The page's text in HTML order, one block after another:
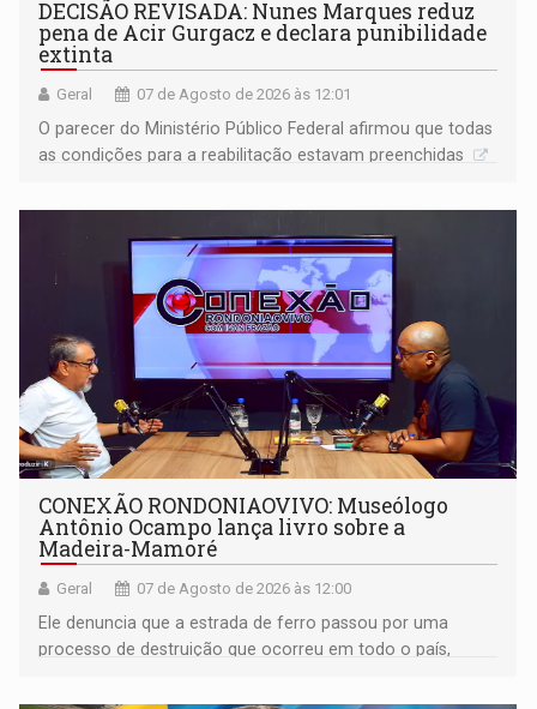
DECISÃO REVISADA: Nunes Marques reduz
pena de Acir Gurgacz e declara punibilidade
extinta
Geral 07 de Agosto de 2026 às 12:01
O parecer do Ministério Público Federal afirmou que todas
as condições para a reabilitação estavam preenchidas
CONEXÃO RONDONIAOVIVO: Museólogo
Antônio Ocampo lança livro sobre a
Madeira-Mamoré
Geral 07 de Agosto de 2026 às 12:00
Ele denuncia que a estrada de ferro passou por uma
processo de destruição que ocorreu em todo o país,